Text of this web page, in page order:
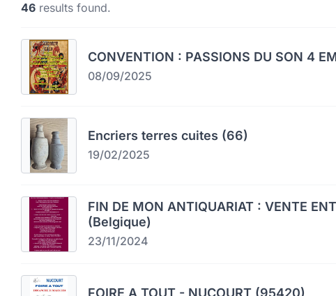
46 results found.
CONVENTION : PASSIONS DU SON 4
08/09/2025
Encriers terres cuites (66)
19/02/2025
FIN DE MON ANTIQUARIAT : VENTE
(Belgique)
23/11/2024
FOIRE A TOUT - NUCOURT (95420)